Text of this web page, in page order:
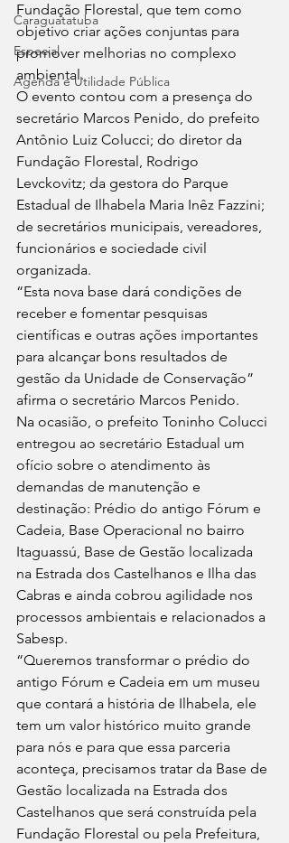
Caraguatatuba
Especial
Agenda e Utilidade Pública
Fundação Florestal, que tem como
objetivo criar ações conjuntas para
promover melhorias no complexo
ambiental.
O evento contou com a presença do
secretário Marcos Penido, do prefeito
Antônio Luiz Colucci; do diretor da
Fundação Florestal, Rodrigo
Levckovitz; da gestora do Parque
Estadual de Ilhabela Maria Inêz Fazzini;
de secretários municipais, vereadores,
funcionários e sociedade civil
organizada.
“Esta nova base dará condições de
receber e fomentar pesquisas
científicas e outras ações importantes
para alcançar bons resultados de
gestão da Unidade de Conservação”
afirma o secretário Marcos Penido.
Na ocasião, o prefeito Toninho Colucci
entregou ao secretário Estadual um
ofício sobre o atendimento às
demandas de manutenção e
destinação: Prédio do antigo Fórum e
Cadeia, Base Operacional no bairro
Itaguassú, Base de Gestão localizada
na Estrada dos Castelhanos e Ilha das
Cabras e ainda cobrou agilidade nos
processos ambientais e relacionados a
Sabesp.
“Queremos transformar o prédio do
antigo Fórum e Cadeia em um museu
que contará a história de Ilhabela, ele
tem um valor histórico muito grande
para nós e para que essa parceria
aconteça, precisamos tratar da Base de
Gestão localizada na Estrada dos
Castelhanos que será construída pela
Fundação Florestal ou pela Prefeitura,